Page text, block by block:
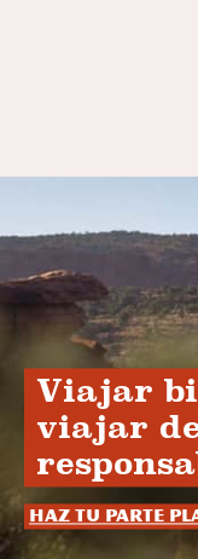
Viajar
viajar
Haz tu parte